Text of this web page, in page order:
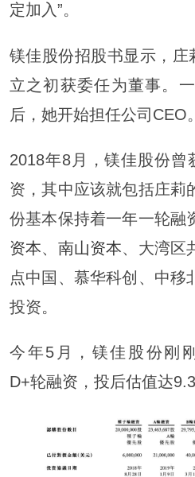
定加入”。
镁佳股份招股书显示，庄
立之初获委任为董事。
后，她开始担任公司CEO。
2018年8月，镁佳股份曾
资，其中应该就包括庄莉
份基本保持着一年一轮融
资本、 南山资本、大湾区
点中国、慕华科创、中移
投资。
今年5月，镁佳股份刚
D+轮融资，投后估值达